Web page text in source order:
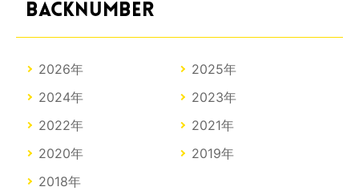
BACKNUMBER
2026年
2025年
2024年
2023年
2022年
2021年
2020年
2019年
2018年